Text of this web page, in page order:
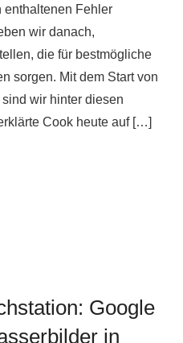
enthaltenen Fehler
wir danach,
die für bestmögliche
sorgen. Mit dem Start von
wir hinter diesen
Cook heute auf […]
Google
in